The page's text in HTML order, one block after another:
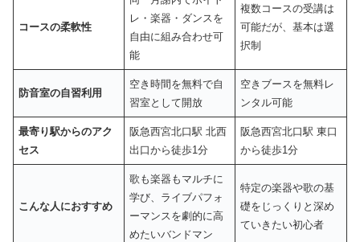
コースの柔軟性
レ・楽器・ダンスを
自由に組み合わせ可
能
複数コースの受講は
可能だが、基本は選
択制
防音室の自習利用
空き時間を無料で自
習室として開放
空きブースを無料レ
ンタル可能
最寄り駅からのアク
セス
阪急西宮北口駅 北西
出口から徒歩1分
阪急西宮北口駅 東口
から徒歩1分
こんな人におすすめ
歌も楽器もマルチに
学び、ライブパフォ
ーマンスを劇的に高
めたいバンドマン
特定の楽器や歌の基
礎をじっくりと深め
ていきたい初心者